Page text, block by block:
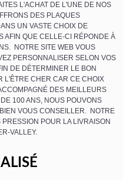
L'ACHAT DE L'UNE DE NOS
DES PLAQUES
UN VASTE CHOIX DE
AFIN QUE CELLE-CI RÉPONDE À
NOTRE SITE WEB VOUS
PERSONNALISER SELON VOS
DE DÉTERMINER LE BON
L'ÊTRE CHER CAR CE CHOIX
DES MEILLEURS
100 ANS, NOUS POUVONS
VOUS CONSEILLER. NOTRE
POUR LA LIVRAISON
VALLEY.